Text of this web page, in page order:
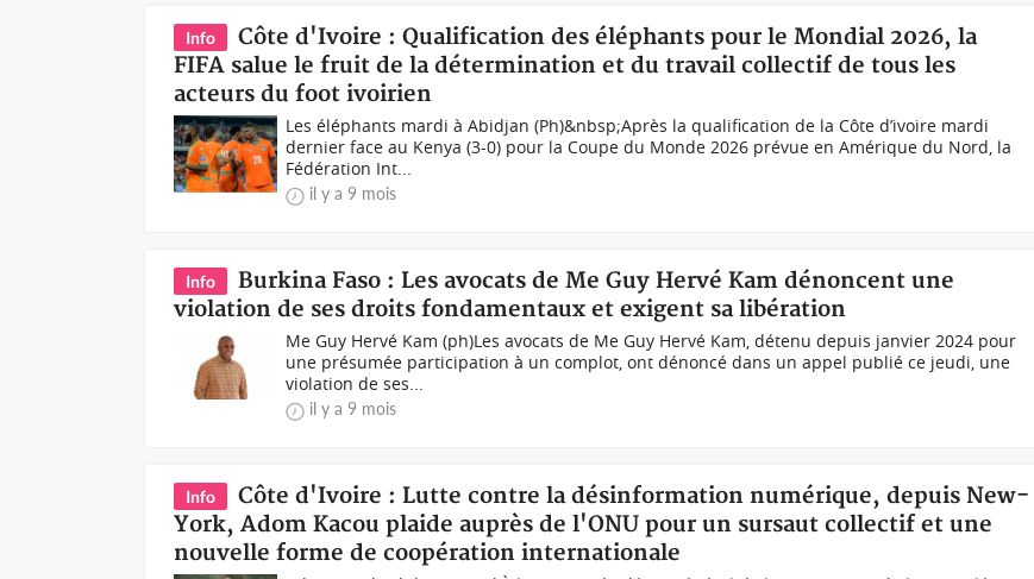
Info
Côte d'Ivoire : Qualification des éléphants pour le Mondial 2026, la
FIFA salue le fruit de la détermination et du travail collectif de tous les
acteurs du foot ivoirien
Les éléphants mardi à Abidjan (Ph)&nbsp;Après la qualification de la Côte d’ivoire mardi
dernier face au Kenya (3-0) pour la Coupe du Monde 2026 prévue en Amérique du Nord, la
Fédération Int...
il y a 9 mois
Info
Burkina Faso : Les avocats de Me Guy Hervé Kam dénoncent une
violation de ses droits fondamentaux et exigent sa libération
Me Guy Hervé Kam (ph)Les avocats de Me Guy Hervé Kam, détenu depuis janvier 2024 pour
une présumée participation à un complot, ont dénoncé dans un appel publié ce jeudi, une
violation de ses...
il y a 9 mois
Info
Côte d'Ivoire : Lutte contre la désinformation numérique, depuis New-
York, Adom Kacou plaide auprès de l'ONU pour un sursaut collectif et une
nouvelle forme de coopération internationale